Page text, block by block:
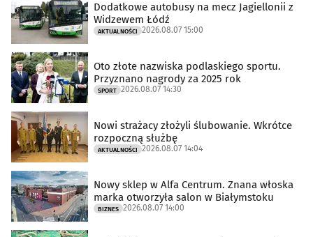
Dodatkowe autobusy na mecz Jagiellonii z
Widzewem Łódź
AKTUALNOŚCI 2026.08.07 15:00
Oto złote nazwiska podlaskiego sportu.
Przyznano nagrody za 2025 rok
SPORT 2026.08.07 14:30
Nowi strażacy złożyli ślubowanie. Wkrótce
rozpoczną służbę
AKTUALNOŚCI 2026.08.07 14:04
Nowy sklep w Alfa Centrum. Znana włoska
marka otworzyła salon w Białymstoku
BIZNES 2026.08.07 14:00